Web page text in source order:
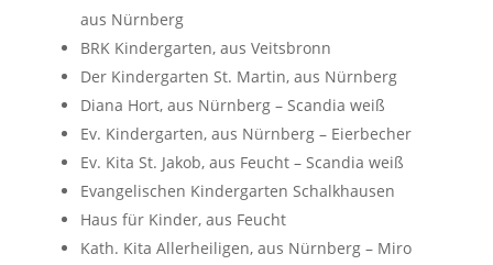
aus Nürnberg
BRK Kindergarten, aus Veitsbronn
Der Kindergarten St. Martin, aus Nürnberg
Diana Hort, aus Nürnberg – Scandia weiß
Ev. Kindergarten, aus Nürnberg – Eierbecher
Ev. Kita St. Jakob, aus Feucht – Scandia weiß
Evangelischen Kindergarten Schalkhausen
Haus für Kinder, aus Feucht
Kath. Kita Allerheiligen, aus Nürnberg – Miro